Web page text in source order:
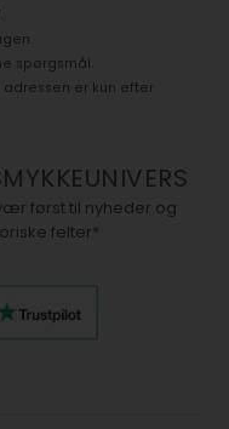
spørgsmål.
er kun efter
først til nyheder og
felter*